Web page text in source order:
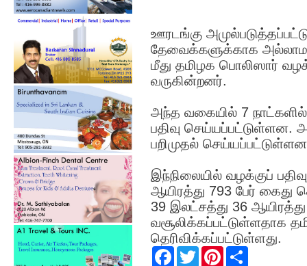
ஊரடங்கு
தேவைக்களுக்காக அல்லாமல்
மீது தமிழக பொலிஸார்
வருகின்றனர்.
அந்த வகையில் 7
பதிவு செய்யப்பட்டுள்ளன.
பறிமுதல்
இந்நிலையில் வழக்குப்
ஆயிரத்து 793 பேர் கைது
39 இலட்சத்து 36
வசூலிக்கப்பட்டுள்ளதாக
தெரிவிக்கப்பட்டுள்ளது.
F
T
w
P